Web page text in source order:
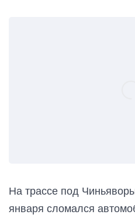
На трассе под
января сломался